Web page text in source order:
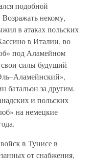
подобной
некому,
в атаках польских
в Италии, во
под Аламейном
свои силы будущий
батальон за другим.
и польских
на немецкие
в Тунисе в
от снабжения,